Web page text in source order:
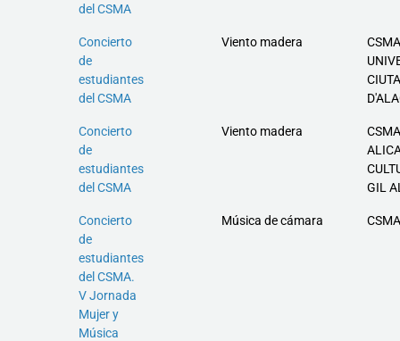
del CSMA
Concierto
de
estudiantes
del CSMA
Viento madera
Concierto
de
estudiantes
del CSMA
Viento madera
GIL
Concierto
de
estudiantes
del CSMA.
V Jornada
Mujer y
Música
Música de cámara CSMA